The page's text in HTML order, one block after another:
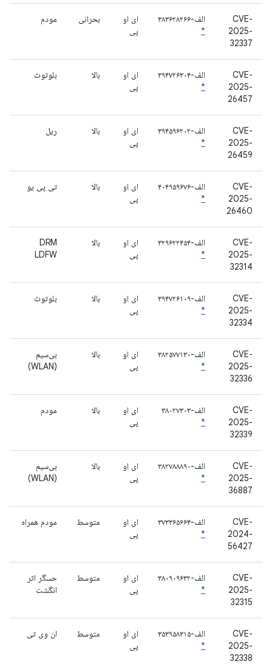
CVE-
2025-
32337
الف-۳۸۳۶۲۸۲۶۶
*
ای او
پی
بحرانی مودم
CVE-
2025-
26457
الف-۳۹۴۷۲۶۳۰۴
*
ای او
پی
بالا بلوتوث
CVE-
2025-
26459
الف-۳۹۴۵۹۶۲۰۲
*
ای او
پی
بالا ریل
CVE-
2025-
26460
الف-۴۰۴۹۵۹۶۷۶
*
ای او
پی
بالا تی پی یو
CVE-
2025-
32314
الف-۳۲۹۶۲۲۴۵۴
*
ای او
پی
بالا
DRM
LDFW
CVE-
2025-
32334
الف-۳۹۴۷۲۶۱۰۹
*
ای او
پی
بالا بلوتوث
CVE-
2025-
32336
الف-۳۸۲۵۷۷۱۳۰
*
ای او
پی
بالا
بی‌سیم
(WLAN)
CVE-
2025-
32339
الف-۳۸۰۲۷۳۰۳
*
ای او
پی
بالا مودم
CVE-
2025-
36887
الف-۳۸۲۷۸۸۸۹۰
*
ای او
پی
بالا
بی‌سیم
(WLAN)
CVE-
2024-
56427
الف-۳۷۳۳۶۵۶۶۴
*
ای او
پی
متوسط مودم همراه
CVE-
2025-
32315
الف-۳۸۰۹۰۹۶۳۲
*
ای او
پی
متوسط
حسگر اثر
انگشت
CVE-
2025-
32338
الف-۳۵۳۹۵۸۳۱۵
*
ای او
پی
متوسط ان وی تی